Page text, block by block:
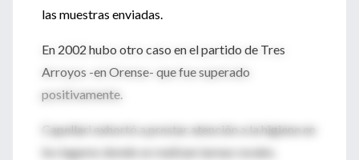
las muestras enviadas.
En 2002 hubo otro caso en el partido de Tres
Arroyos -en Orense- que fue superado
positivamente.
Capellari exhortó a prestar atención a la higiene en
los lugares donde se realizan tareas rurales.